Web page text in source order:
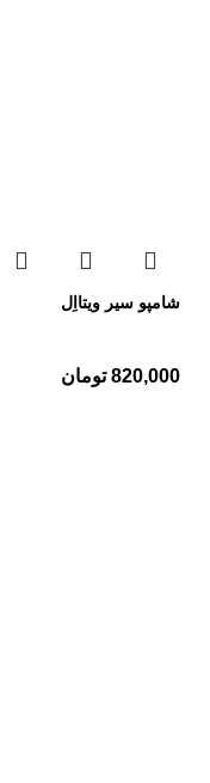
شامپو سیر ویتااِل
820,000 تومان